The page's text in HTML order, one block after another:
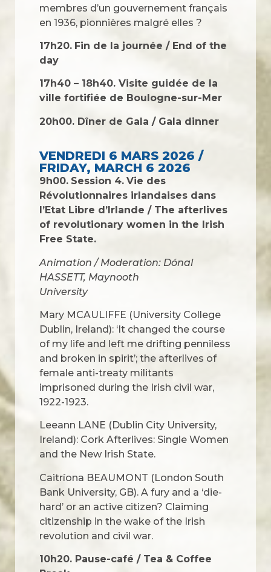
membres d’un gouvernement français
en 1936, pionnières malgré elles ?
17h20. Fin de la journée / End of the
day
17h40 – 18h40. Visite guidée de la
ville fortifiée de Boulogne-sur-Mer
20h00. Dîner de Gala / Gala dinner
VENDREDI 6 MARS 2026 /
FRIDAY, MARCH 6 2026
9h00. Session 4. Vie des
Révolutionnaires irlandaises dans
l’Etat Libre d’Irlande / The afterlives
of revolutionary women in the Irish
Free State.
Animation / Moderation: Dónal
HASSETT, Maynooth
University
Mary MCAULIFFE (University College
Dublin, Ireland): ‘It changed the course
of my life and left me drifting penniless
and broken in spirit’; the afterlives of
female anti-treaty militants
imprisoned during the Irish civil war,
1922-1923.
Leeann LANE (Dublin City University,
Ireland): Cork Afterlives: Single Women
and the New Irish State.
Caitríona BEAUMONT (London South
Bank University, GB). A fury and a ‘die-
hard’ or an active citizen? Claiming
citizenship in the wake of the Irish
revolution and civil war.
10h20. Pause-café / Tea & Coffee